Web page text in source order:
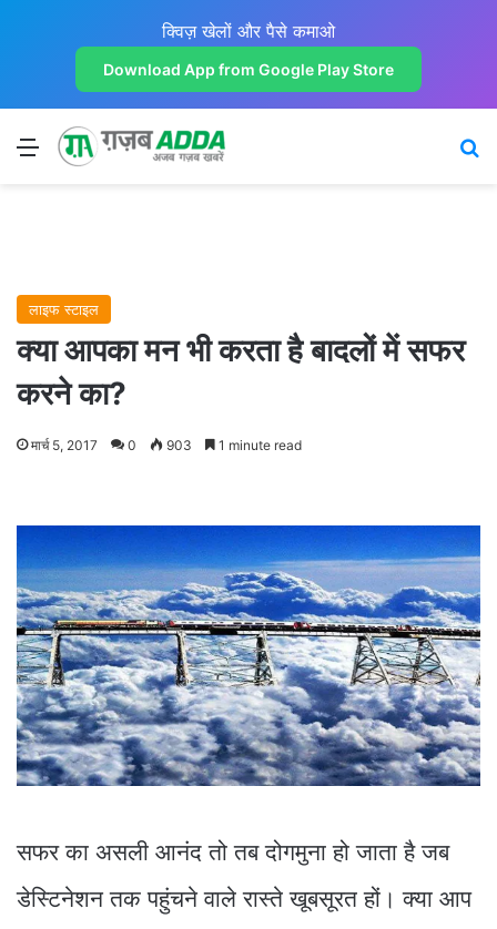
क्विज़ खेलों और पैसे कमाओ
Download App from Google Play Store
Menu
लाइफ स्टाइल
क्या आपका मन भी करता है बादलों में सफर
करने का?
मार्च 5, 2017 0 903 1 minute read
सफर का असली आनंद तो तब दोगमुना हो जाता है जब
डेस्टिनेशन तक पहुंचने वाले रास्ते खूबसूरत हों। क्या आप